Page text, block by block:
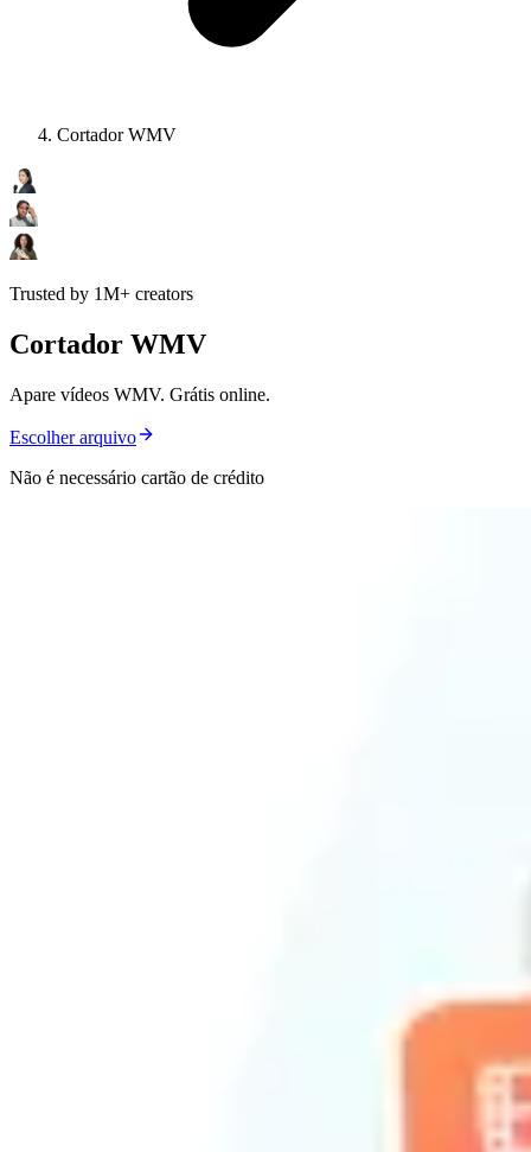
Cortador WMV
Trusted by 1M+ creators
Cortador WMV
Apare vídeos WMV. Grátis online.
Escolher arquivo
Não é necessário cartão de crédito